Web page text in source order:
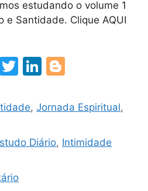
estudando o volume 1
e Santidade. Clique AQUI
F
T
itt
Li
k
dI
g
er
,Jornada Espiritual,
Diário, Intimidade